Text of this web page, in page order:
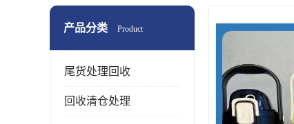
产品分类 Product
尾货处理回收
回收清仓处理